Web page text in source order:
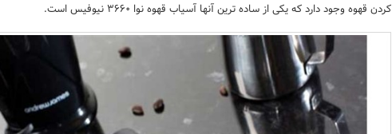
کردن قهوه وجود دارد که یکی از ساده ترین آنها آسیاب قهوه نوا 3660 نیوفیس است.